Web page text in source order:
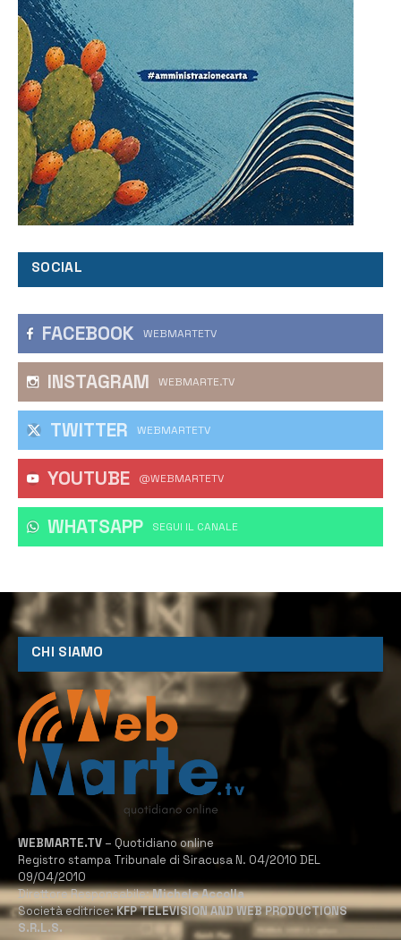
SOCIAL
FACEBOOK WEBMARTETV
INSTAGRAM WEBMARTE.TV
TWITTER WEBMARTETV
YOUTUBE @WEBMARTETV
WHATSAPP ‎SEGUI IL CANALE
CHI SIAMO
WEBMARTE.TV – Quotidiano online
Registro stampa Tribunale di Siracusa N. 04/2010 DEL
09/04/2010
Direttore Responsabile:Michele Accolla
Società editrice:KFP TELEVISION AND WEB PRODUCTIONS
S.R.L.S.